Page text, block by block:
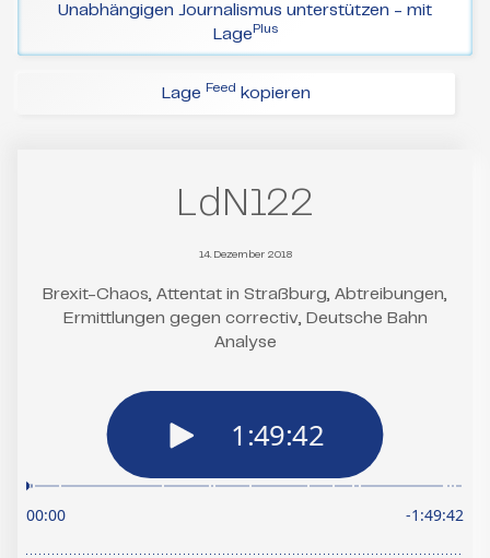
Unabhängigen Journalismus unterstützen - mit
Lage Plus
Lage Feed kopieren
LdN122
14. Dezember 2018
Brexit-Chaos, Attentat in Straßburg, Abtreibungen,
Ermittlungen gegen correctiv, Deutsche Bahn
Analyse